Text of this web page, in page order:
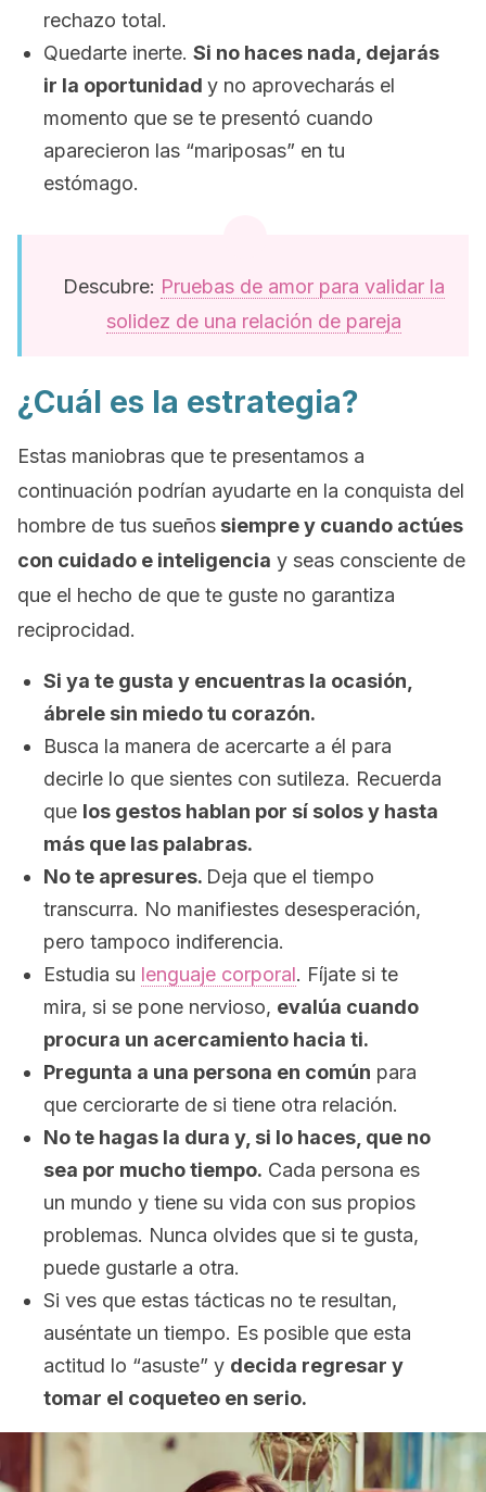
rechazo total.
Quedarte inerte. Si no haces nada, dejarás
ir la oportunidad y no aprovecharás el
momento que se te presentó cuando
aparecieron las “mariposas” en tu
estómago.
Descubre: Pruebas de amor para validar la
solidez de una relación de pareja
¿Cuál es la estrategia?
Estas maniobras que te presentamos a
continuación podrían ayudarte en la conquista del
hombre de tus sueños siempre y cuando actúes
con cuidado e inteligencia y seas consciente de
que el hecho de que te guste no garantiza
reciprocidad.
Si ya te gusta y encuentras la ocasión,
ábrele sin miedo tu corazón.
Busca la manera de acercarte a él para
decirle lo que sientes con sutileza. Recuerda
que los gestos hablan por sí solos y hasta
más que las palabras.
No te apresures. Deja que el tiempo
transcurra. No manifiestes desesperación,
pero tampoco indiferencia.
Estudia su lenguaje corporal. Fíjate si te
mira, si se pone nervioso, evalúa cuando
procura un acercamiento hacia ti.
Pregunta a una persona en común para
que cerciorarte de si tiene otra relación.
No te hagas la dura y, si lo haces, que no
sea por mucho tiempo. Cada persona es
un mundo y tiene su vida con sus propios
problemas. Nunca olvides que si te gusta,
puede gustarle a otra.
Si ves que estas tácticas no te resultan,
auséntate un tiempo. Es posible que esta
actitud lo “asuste” y decida regresar y
tomar el coqueteo en serio.